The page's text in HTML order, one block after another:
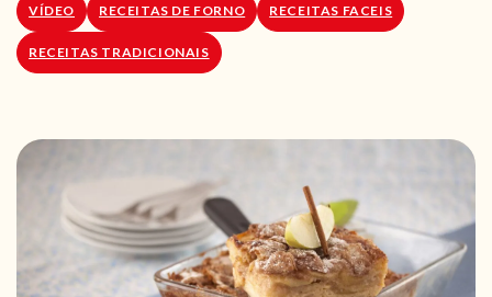
VÍDEO RECEITAS DE FORNO RECEITAS FACEIS
RECEITAS TRADICIONAIS